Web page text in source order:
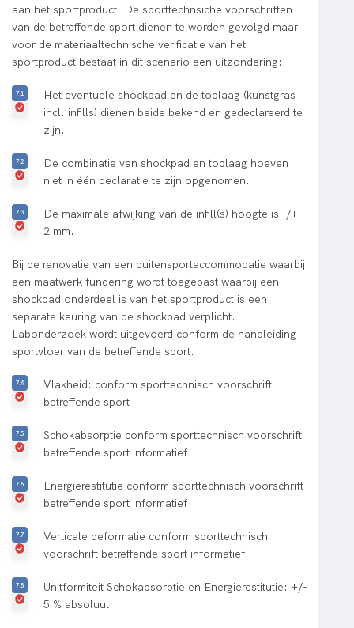
aan het sportproduct. De sporttechnsiche voorschriften
van de betreffende sport dienen te worden gevolgd maar
voor de materiaaltechnische verificatie van het
sportproduct bestaat in dit scenario een uitzondering:
Het eventuele shockpad en de toplaag (kunstgras
incl. infills) dienen beide bekend en gedeclareerd te
zijn.
De combinatie van shockpad en toplaag hoeven
niet in één declaratie te zijn opgenomen.
De maximale afwijking van de infill(s) hoogte is -/+
2 mm.
Bij de renovatie van een buitensportaccommodatie waarbij
een maatwerk fundering wordt toegepast waarbij een
shockpad onderdeel is van het sportproduct is een
separate keuring van de shockpad verplicht.
Labonderzoek wordt uitgevoerd conform de handleiding
sportvloer van de betreffende sport.
Vlakheid: conform sporttechnisch voorschrift
betreffende sport
Schokabsorptie conform sporttechnisch voorschrift
betreffende sport informatief
Energierestitutie conform sporttechnisch voorschrift
betreffende sport informatief
Verticale deformatie conform sporttechnisch
voorschrift betreffende sport informatief
Unitformiteit Schokabsorptie en Energierestitutie: +/-
5 % absoluut